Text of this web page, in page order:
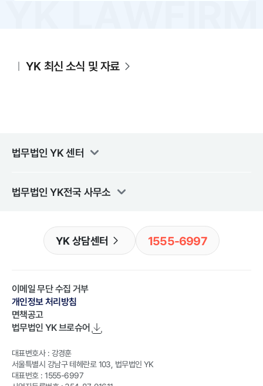
YK 최신 소식 및 자료
법무법인 YK센터
법무법인 YK전국 사무소
YK 상담센터 1555-6997
이메일 무단 수집 거부
개인정보 처리방침
면책공고
법무법인 YK브로슈어
대표변호사 : 강경훈
서울특별시 강남구 테헤란로 103, 법무법인 YK
대표번호 : 1555-6997